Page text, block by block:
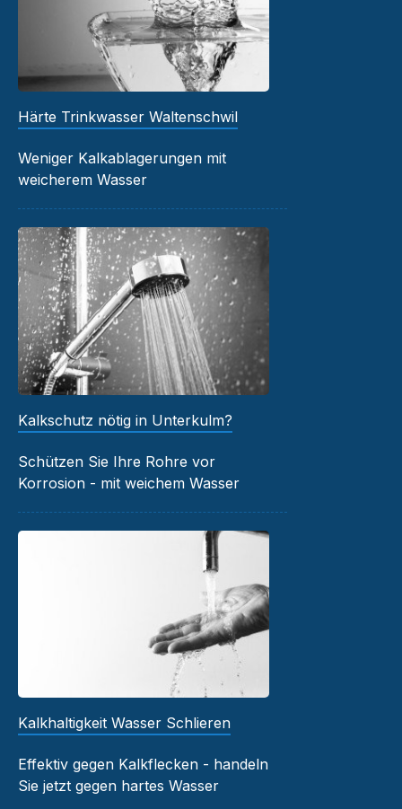
Härte Trinkwasser Waltenschwil
Weniger Kalkablagerungen mit
weicherem Wasser
Kalkschutz nötig in Unterkulm?
Schützen Sie Ihre Rohre vor
Korrosion - mit weichem Wasser
Kalkhaltigkeit Wasser Schlieren
Effektiv gegen Kalkflecken - handeln
Sie jetzt gegen hartes Wasser